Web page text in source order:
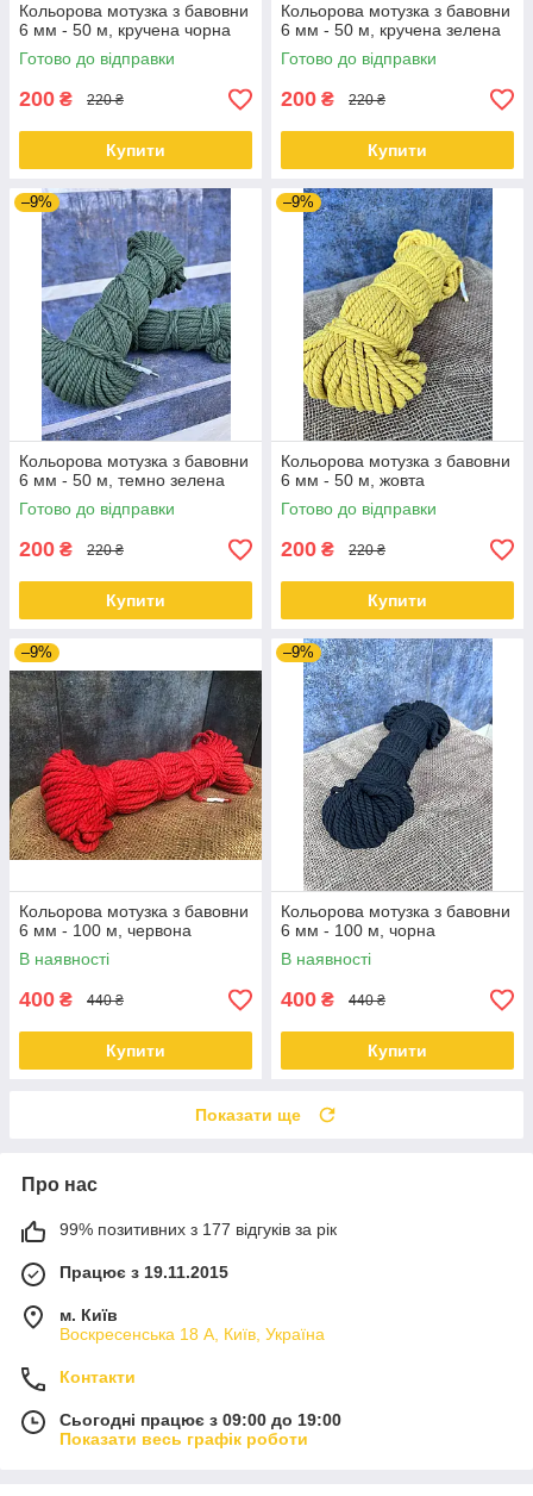
Кольорова мотузка з бавовни
6 мм - 50 м, кручена чорна
Готово до відправки
200 ₴ 220 ₴
Купити
Кольорова мотузка з бавовни
6 мм - 50 м, кручена зелена
Готово до відправки
200 ₴ 220 ₴
Купити
–9%
Кольорова мотузка з бавовни
6 мм - 50 м, темно зелена
Готово до відправки
200 ₴ 220 ₴
Купити
–9%
Кольорова мотузка з бавовни
6 мм - 50 м, жовта
Готово до відправки
200 ₴ 220 ₴
Купити
–9%
Кольорова мотузка з бавовни
6 мм - 100 м, червона
В наявності
400 ₴ 440 ₴
Купити
–9%
Кольорова мотузка з бавовни
6 мм - 100 м, чорна
В наявності
400 ₴ 440 ₴
Купити
Показати ще
Про нас
99% позитивних з 177 відгуків за рік
Працює з 19.11.2015
м. Київ
Воскресенська 18 А, Київ, Україна
Контакти
Сьогодні працює з 09:00 до 19:00
Показати весь графік роботи